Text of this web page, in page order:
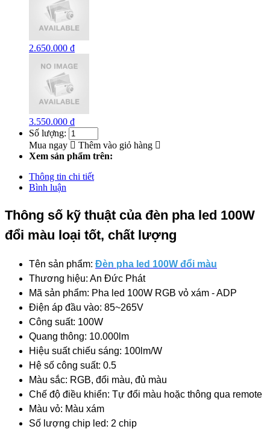
2.650.000 đ
3.550.000 đ
Số lượng:
Mua ngay
Thêm vào giỏ hàng
Xem sản phẩm trên:
Thông tin chi tiết
Bình luận
Thông số kỹ thuật của đèn pha led 100W
đổi màu loại tốt, chất lượng
Tên sản phẩm: Đèn pha led 100W đổi màu
Thương hiệu: An Đức Phát
Mã sản phẩm: Pha led 100W RGB vỏ xám - ADP
Điện áp đầu vào: 85~265V
Công suất: 100W
Quang thông: 10.000lm
Hiệu suất chiếu sáng: 100lm/W
Hệ số công suất: 0.5
Màu sắc: RGB, đổi màu, đủ màu
Chế độ điều khiển: Tự đổi màu hoặc thông qua remote
Màu vỏ: Màu xám
Số lượng chip led: 2 chip